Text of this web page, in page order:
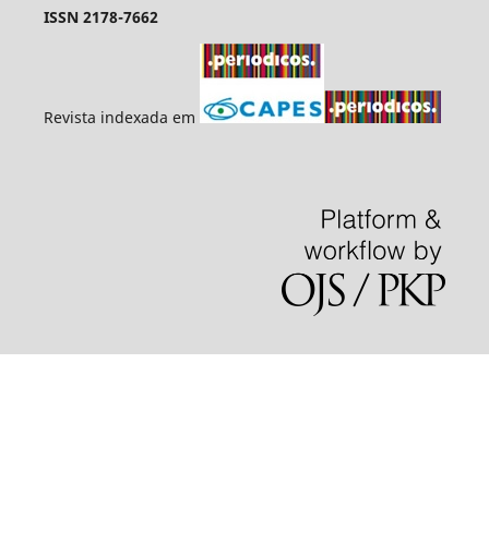
ISSN 2178-7662
Revista indexada em